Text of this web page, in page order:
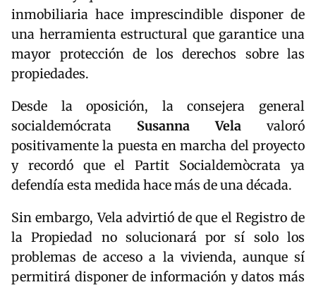
inmobiliaria hace imprescindible disponer de
una herramienta estructural que garantice una
mayor protección de los derechos sobre las
propiedades.
Desde la oposición, la consejera general
socialdemócrata Susanna Vela valoró
positivamente la puesta en marcha del proyecto
y recordó que el Partit Socialdemòcrata ya
defendía esta medida hace más de una década.
Sin embargo, Vela advirtió de que el Registro de
la Propiedad no solucionará por sí solo los
problemas de acceso a la vivienda, aunque sí
permitirá disponer de información y datos más